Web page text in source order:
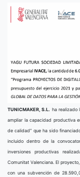
TUNICMAKER, S.L. ha realizado
ampliar la capacidad productiva
de calidad” que ha sido
incluido dentro de la
inversiones productivas
Comunitat Valenciana. El
con una subvención de